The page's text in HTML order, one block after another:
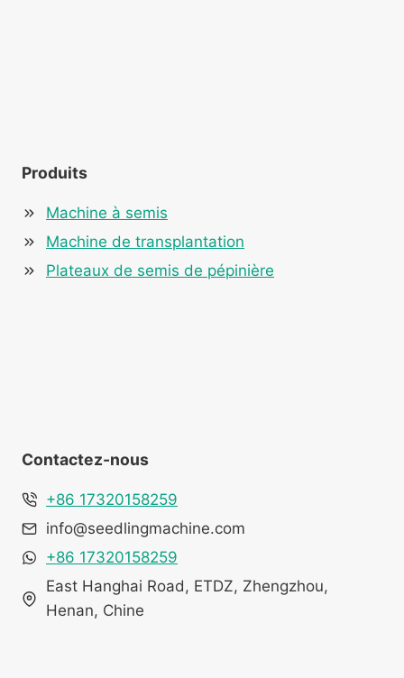
Produits
Machine à semis
Machine de transplantation
Plateaux de semis de pépinière
Contactez-nous
+86 17320158259
info@seedlingmachine.com
+86 17320158259
East Hanghai Road, ETDZ, Zhengzhou,
Henan, Chine